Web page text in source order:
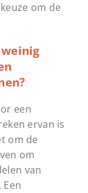
om de
een
ervan is
om de
om
van